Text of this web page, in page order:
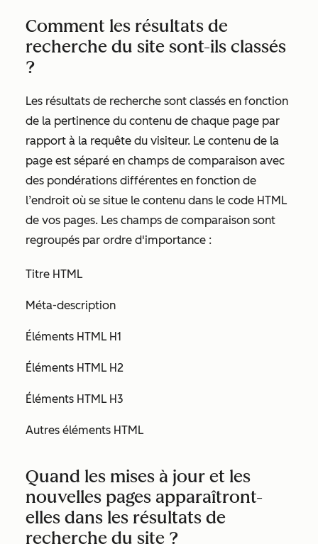
Comment les résultats de
recherche du site sont-ils classés
?
Les résultats de recherche sont classés en fonction
de la pertinence du contenu de chaque page par
rapport à la requête du visiteur. Le contenu de la
page est séparé en champs de comparaison avec
des pondérations différentes en fonction de
l’endroit où se situe le contenu dans le code HTML
de vos pages. Les champs de comparaison sont
regroupés par ordre d'importance :
Titre HTML
Méta-description
Éléments HTML H1
Éléments HTML H2
Éléments HTML H3
Autres éléments HTML
Quand les mises à jour et les
nouvelles pages apparaîtront-
elles dans les résultats de
recherche du site ?